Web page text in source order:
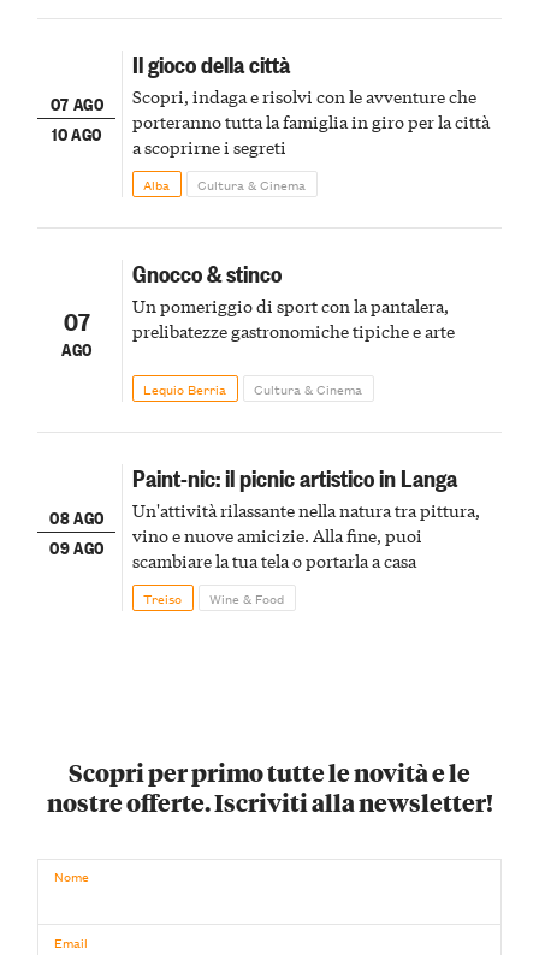
07 AGO
10 AGO
Il gioco della città
Scopri, indaga e risolvi con le avventure che
porteranno tutta la famiglia in giro per la città
a scoprirne i segreti
Alba Cultura & Cinema
07
AGO
Gnocco & stinco
Un pomeriggio di sport con la pantalera,
prelibatezze gastronomiche tipiche e arte
Lequio Berria Cultura & Cinema
08 AGO
09 AGO
Paint-nic: il picnic artistico in Langa
Un'attività rilassante nella natura tra pittura,
vino e nuove amicizie. Alla fine, puoi
scambiare la tua tela o portarla a casa
Treiso Wine & Food
Scopri per primo tutte le novità e le
nostre offerte. Iscriviti alla newsletter!
Nome
Email